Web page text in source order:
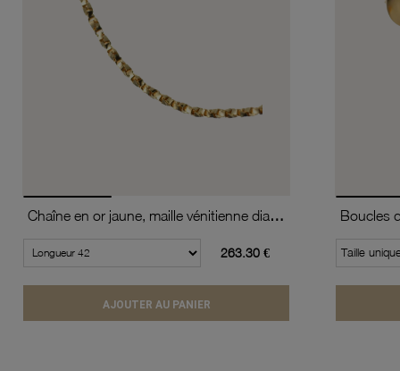
Chaîne en or jaune, maille vénitienne diamantée et torsadée
263.30 €
AJOUTER AU PANIER
Taille